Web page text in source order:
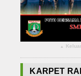
Ekonomi
Tutorial
Album Foto
▴
KARPET